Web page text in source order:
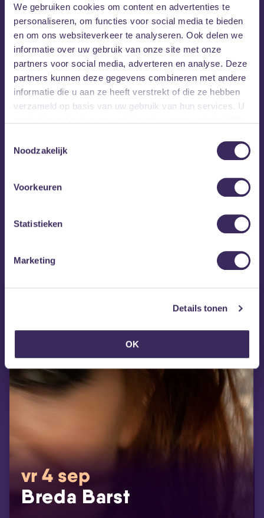
We gebruiken cookies om content en advertenties te
personaliseren, om functies voor social media te bieden
en om ons websiteverkeer te analyseren. Ook delen we
informatie over uw gebruik van onze site met onze
partners voor social media, adverteren en analyse. Deze
partners kunnen deze gegevens combineren met andere
informatie die u aan ze heeft verstrekt of die ze hebben
verzameld op basis van uw gebruik van hun services. U
Noodzakelijk
Voorkeuren
Statistieken
Marketing
Details tonen
OK
MEZZ tipt
vr 4 sep
Breda Barst